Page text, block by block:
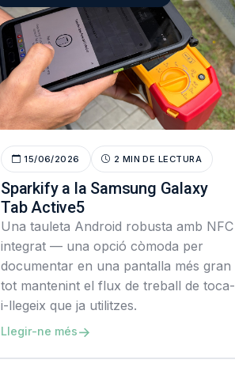
15/06/2026 2 MIN DE LECTURA
Sparkify a la Samsung Galaxy
Tab Active5
Una tauleta Android robusta amb NFC
integrat — una opció còmoda per
documentar en una pantalla més gran
tot mantenint el flux de treball de toca-
i-llegeix que ja utilitzes.
Llegir-ne més→